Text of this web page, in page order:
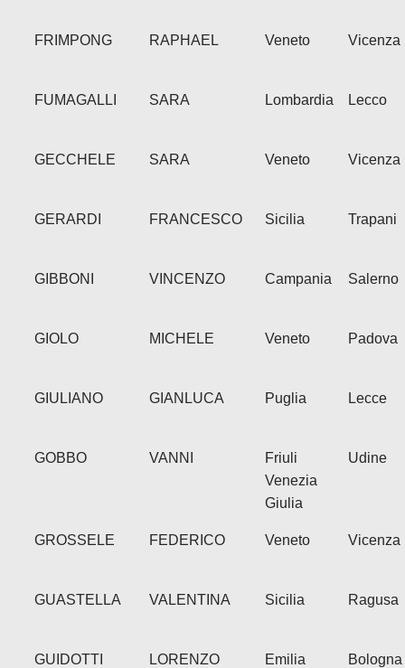
FRIMPONG RAPHAEL Veneto Vicenza
FUMAGALLI SARA Lombardia Lecco
GECCHELE SARA Veneto Vicenza
GERARDI FRANCESCO Sicilia Trapani
GIBBONI VINCENZO Campania Salerno
GIOLO MICHELE Veneto Padova
GIULIANO GIANLUCA Puglia Lecce
GOBBO VANNI
Friuli
Venezia
Giulia
Udine
GROSSELE FEDERICO Veneto Vicenza
GUASTELLA VALENTINA Sicilia Ragusa
GUIDOTTI LORENZO
Emilia
Bologna